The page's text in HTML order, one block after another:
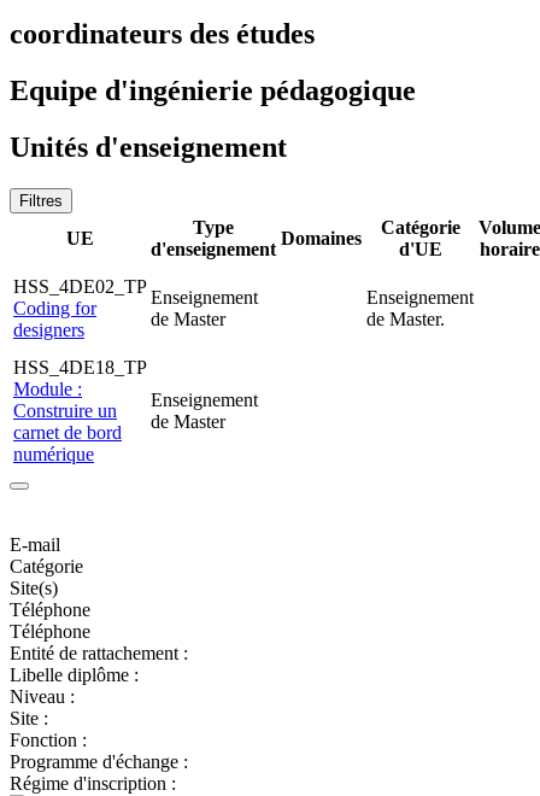
coordinateurs des études
Equipe d'ingénierie pédagogique
Unités d'enseignement
Filtres
UE
Type
d'enseignement
Domaines
Catégorie
d'UE
Volume
horaire
HSS_4DE02_TP
Coding for
designers
Enseignement
de Master
Enseignement
de Master.
HSS_4DE18_TP
Module :
Construire un
carnet de bord
numérique
Enseignement
de Master
E-mail
Catégorie
Site(s)
Téléphone
Téléphone
Entité de rattachement :
Libelle diplôme :
Niveau :
Site :
Fonction :
Programme d'échange :
Régime d'inscription :